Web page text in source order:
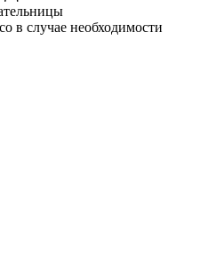
в случае необходимости